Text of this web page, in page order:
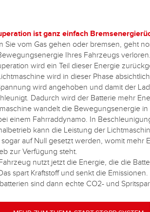
ist ganz einfach
Sie vom Gas gehen oder bremsen, geht
Ihres Fahrzeugs
wird ein Teil dieser Energie
wird in dieser Phase
wird angehoben und damit der
Dadurch wird der Batterie mehr
wandelt die Bewegungsenergie in
einem Fahrraddynamo. In
kann die Leistung der
auf Null gesetzt werden, womit mehr
zur Verfügung steht.
nutzt jetzt die Energie, die die
spart Kraftstoff und senkt die
sind dann echte CO2- und